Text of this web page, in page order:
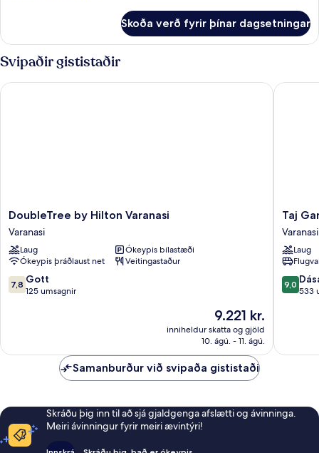
Room
Skoða verð fyrir þínar dagsetningar
Svipaðir gististaðir
DoubleTree
by
Hilton
Varanasi
Varanasi
DoubleTree by Hilton Varanasi
Varanasi
Laug
Ókeypis bílastæði
Ókeypis þráðlaust net
Veitingastaður
7.8
af
7,8 Gott
125 umsagnir
Verðið
er
9.221 kr.
9.221 kr.
inniheldur skatta og gjöld
10. ágú. - 11. ágú.
DoubleTree by Hilton Varanasi
Taj
Ganges,
Varanasi
Varanasi
Taj
Varanasi
Laug
9.0
af
9,0
533
Taj
Samanburður við svipaða gististaði
Skráðu þig inn til að sjá gjaldgenga afslætti og ávinninga.
Meiri ávinningur fyrir meiri ævintýri!